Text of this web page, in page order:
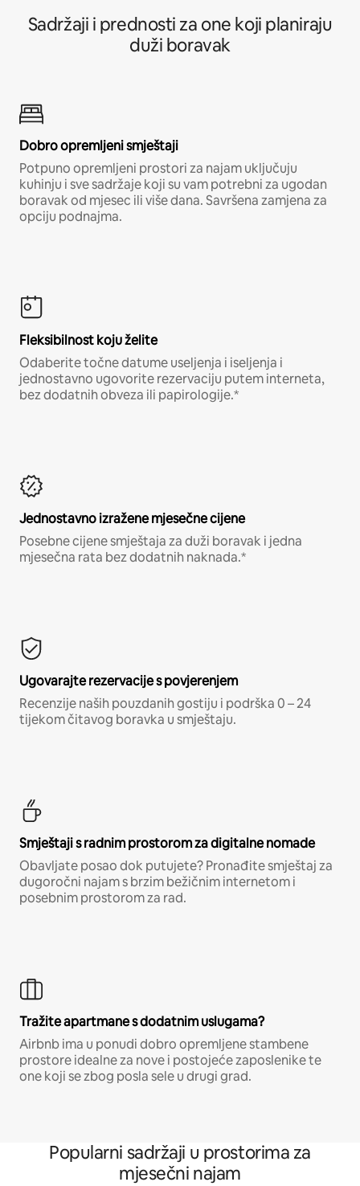
Sadržaji i prednosti za one koji planiraju
duži boravak
Dobro opremljeni smještaji
Potpuno opremljeni prostori za najam uključuju
kuhinju i sve sadržaje koji su vam potrebni za ugodan
boravak od mjesec ili više dana. Savršena zamjena za
opciju podnajma.
Fleksibilnost koju želite
Odaberite točne datume useljenja i iseljenja i
jednostavno ugovorite rezervaciju putem interneta,
bez dodatnih obveza ili papirologije.*
Jednostavno izražene mjesečne cijene
Posebne cijene smještaja za duži boravak i jedna
mjesečna rata bez dodatnih naknada.*
Ugovarajte rezervacije s povjerenjem
Recenzije naših pouzdanih gostiju i podrška 0 – 24
tijekom čitavog boravka u smještaju.
Smještaji s radnim prostorom za digitalne nomade
Obavljate posao dok putujete? Pronađite smještaj za
dugoročni najam s brzim bežičnim internetom i
posebnim prostorom za rad.
Tražite apartmane s dodatnim uslugama?
Airbnb ima u ponudi dobro opremljene stambene
prostore idealne za nove i postojeće zaposlenike te
one koji se zbog posla sele u drugi grad.
Popularni sadržaji u prostorima za
mjesečni najam